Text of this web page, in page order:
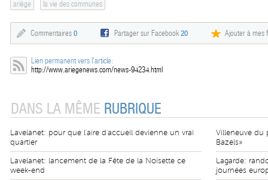
ariège la vie des communes
Commentaires 0 Partager sur Facebook20 Ajouter à mes
Lien permanent vers l'article:
http://www.ariegenews.com/news-94234.html
DANS LA MÊME RUBRIQUE
Lavelanet: pour que l'aire d'accueil devienne un vrai
quartier
Lavelanet: lancement de la Fête de la Noisette ce
week-end
Villeneuve du
Bazels»
Lagarde:
journées